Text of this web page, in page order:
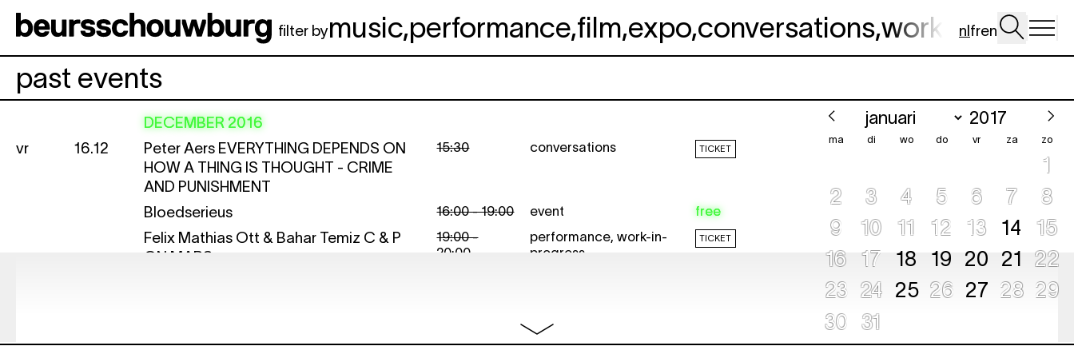
filter bymusic,performance,film,expo,conversations,workshop,dig
nl fren
past events
DECEMBER 2016
vr
16.12 Peter Aers EVERYTHING DEPENDS ON
HOW A THING IS THOUGHT - CRIME
AND PUNISHMENT
15:30 conversations TICKET
Bloedserieus 16:00 - 19:00 event free
Felix Mathias Ott & Bahar Temiz C & P
ON MARS
19:00 -
20:00
performance, work-in-
progress
TICKET
AND PUNISHMENT
ma di wo do vr za zo
1
2
3 4 5 6 7
8
9
10 11 12 13 14
15
16
17 18 19 20 21
22
23
24 25 26 27 28 29
30
31